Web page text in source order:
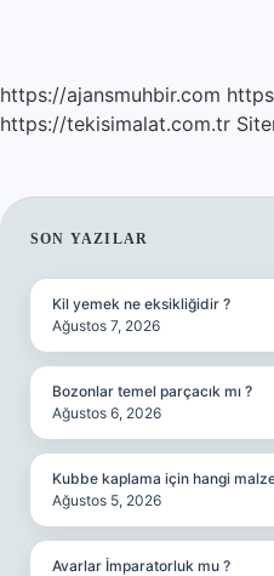
https://ajansmuhbir.com
https://tekisimalat.com.tr
SIDEBAR
SON YAZILAR
Kil yemek ne eksikliğidir ?
Ağustos 7, 2026
Bozonlar temel parçacık mı ?
Ağustos 6, 2026
Kubbe kaplama için hangi
Ağustos 5, 2026
Avarlar İmparatorluk mu ?